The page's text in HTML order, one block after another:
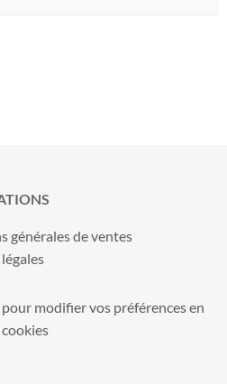
générales de ventes
modifier vos préférences en